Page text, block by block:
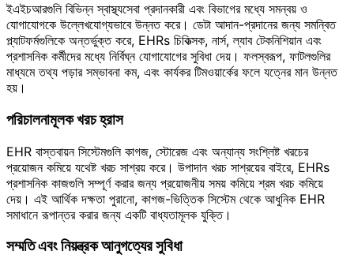
ইএইচআরগুলি বিভিন্ন স্বাস্থ্যসেবা প্রদানকারী এবং বিভাগের মধ্যে সমন্বয় ও
যোগাযোগকে উল্লেখযোগ্যভাবে উন্নত করে। ডেটা আদান-প্রদানের জন্য সমন্বিত
প্ল্যাটফর্মগুলিকে অন্তর্ভুক্ত করে, EHRs চিকিত্সক, নার্স, ল্যাব টেকনিশিয়ান এবং
প্রশাসনিক কর্মীদের মধ্যে নির্বিঘ্ন যোগাযোগের সুবিধা দেয়। ফলস্বরূপ, ফাটলগুলির
মাধ্যমে তথ্য পড়ার সম্ভাবনা কম, এবং কার্যকর টিমওয়ার্কের ফলে যত্নের মান উন্নত
হয়।
পরিচালনামূলক খরচ হ্রাস
EHR বাস্তবায়ন সিস্টেমগুলি কাগজ, স্টোরেজ এবং অন্যান্য সংশ্লিষ্ট খরচের
প্রয়োজন কমিয়ে যথেষ্ট খরচ সাশ্রয় করে। উপাদান খরচ সাশ্রয়ের বাইরে, EHRs
প্রশাসনিক কাজগুলি সম্পূর্ণ করার জন্য প্রয়োজনীয় সময় কমিয়ে শ্রম খরচ কমিয়ে
দেয়। এই আর্থিক দক্ষতা পুরানো, কাগজ-ভিত্তিক সিস্টেম থেকে আধুনিক EHR
সমাধানে রূপান্তর করার জন্য একটি বাধ্যতামূলক যুক্তি।
সম্মতি এবং নিয়ন্ত্রক আনুগত্যের সুবিধা